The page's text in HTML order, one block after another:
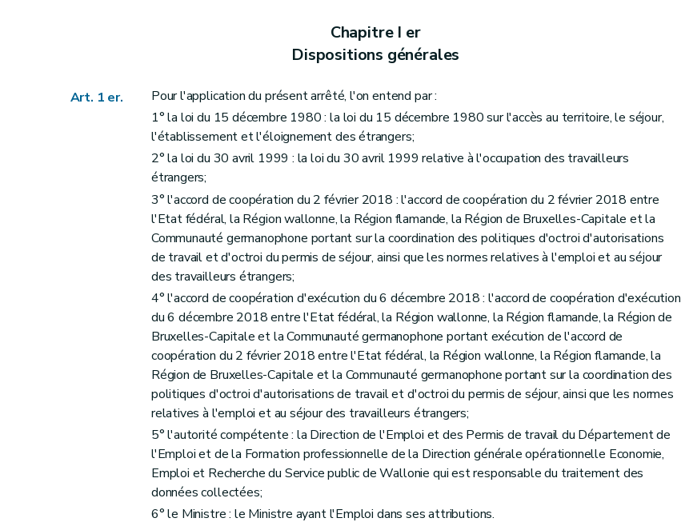
Introduction d'une demande d'admission au travail
Art. 41
Art. 42
Art. 43
Art. 44
Art. 45
Art. 46
Art. 47
Art. 48
Art. 49
Art. 50
Art. 51
Art. 52
Art. 53
Art. 54
Art. 55
Art. 57
Art. 58
Art. 59
Art. 60
Chapitre I er
Dispositions générales
Art. 1 er.
Pour l'application du présent arrêté, l'on entend par :
1° la loi du 15 décembre 1980 : la loi du 15 décembre 1980 sur l'accès au territoire, le séjour,
l'établissement et l'éloignement des étrangers;
2° la loi du 30 avril 1999 : la loi du 30 avril 1999 relative à l'occupation des travailleurs
étrangers;
3° l'accord de coopération du 2 février 2018 : l'accord de coopération du 2 février 2018 entre
l'Etat fédéral, la Région wallonne, la Région flamande, la Région de Bruxelles-Capitale et la
Communauté germanophone portant sur la coordination des politiques d'octroi d'autorisations
de travail et d'octroi du permis de séjour, ainsi que les normes relatives à l'emploi et au séjour
des travailleurs étrangers;
4° l'accord de coopération d'exécution du 6 décembre 2018 : l'accord de coopération d'exécution
du 6 décembre 2018 entre l'Etat fédéral, la Région wallonne, la Région flamande, la Région de
Bruxelles-Capitale et la Communauté germanophone portant exécution de l'accord de
coopération du 2 février 2018 entre l'Etat fédéral, la Région wallonne, la Région flamande, la
Région de Bruxelles-Capitale et la Communauté germanophone portant sur la coordination des
politiques d'octroi d'autorisations de travail et d'octroi du permis de séjour, ainsi que les normes
relatives à l'emploi et au séjour des travailleurs étrangers;
5° l'autorité compétente : la Direction de l'Emploi et des Permis de travail du Département de
l'Emploi et de la Formation professionnelle de la Direction générale opérationnelle Economie,
Emploi et Recherche du Service public de Wallonie qui est responsable du traitement des
données collectées;
6° le Ministre : le Ministre ayant l'Emploi dans ses attributions.